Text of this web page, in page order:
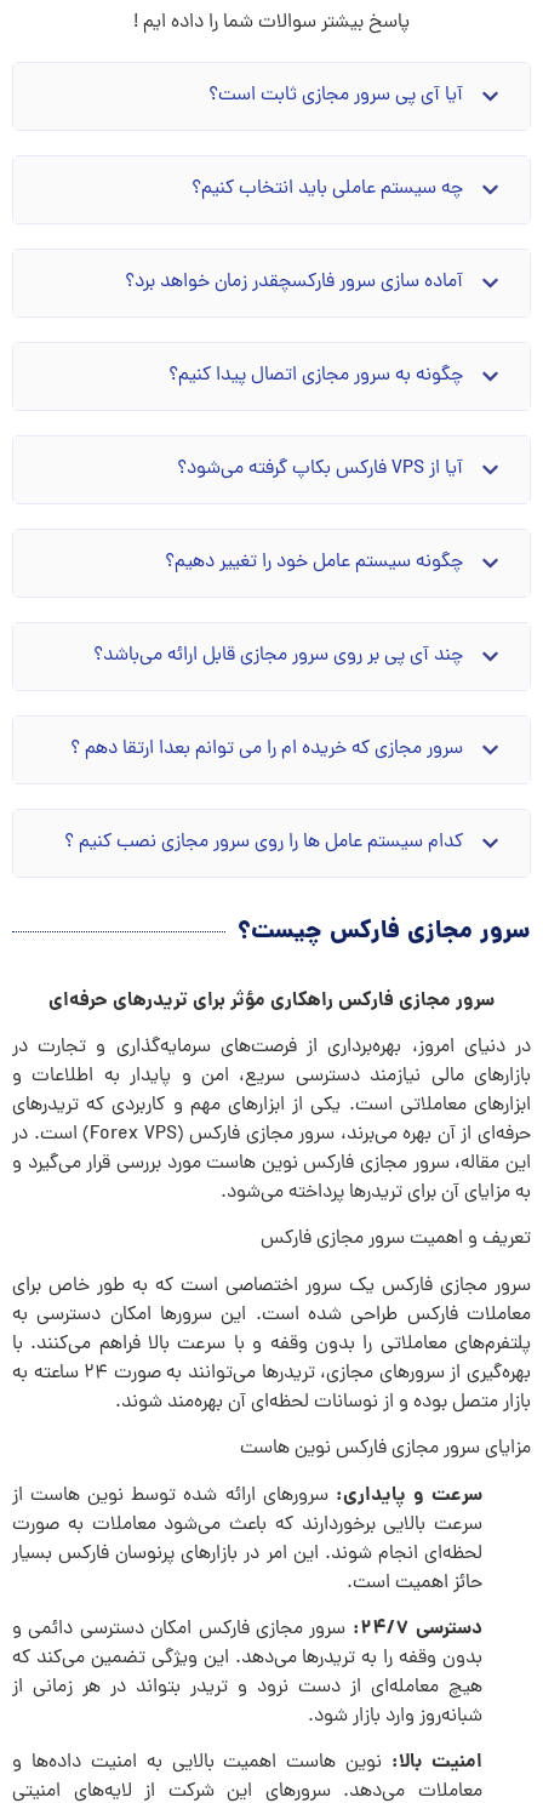
پاسخ بیشتر سوالات شما را داده ایم !
آیا آی پی سرور مجازی ثابت است؟
چه سیستم عاملی باید انتخاب کنیم؟
آماده سازی سرور فارکسچقدر زمان خواهد برد؟
چگونه به سرور مجازی اتصال پیدا کنیم؟
آیا از VPS فارکس بکاپ گرفته می‌شود؟
چگونه سیستم عامل خود را تغییر دهیم؟
چند آی پی بر روی سرور مجازی قابل ارائه می‌باشد؟
سرور مجازی که خریده ام را می توانم بعدا ارتقا دهم ؟
کدام سیستم عامل ها را روی سرور مجازی نصب کنیم ؟
سرور مجازی فارکس چیست؟
سرور مجازی فارکس راهکاری مؤثر برای تریدرهای حرفه‌ای
در دنیای امروز، بهره‌برداری از فرصت‌های سرمایه‌گذاری و تجارت در
بازارهای مالی نیازمند دسترسی سریع، امن و پایدار به اطلاعات و
ابزارهای معاملاتی است. یکی از ابزارهای مهم و کاربردی که تریدرهای
حرفه‌ای از آن بهره می‌برند، سرور مجازی فارکس (Forex VPS) است. در
این مقاله، سرور مجازی فارکس نوین هاست مورد بررسی قرار می‌گیرد و
به مزایای آن برای تریدرها پرداخته می‌شود.
تعریف و اهمیت سرور مجازی فارکس
سرور مجازی فارکس یک سرور اختصاصی است که به طور خاص برای
معاملات فارکس طراحی شده است. این سرورها امکان دسترسی به
پلتفرم‌های معاملاتی را بدون وقفه و با سرعت بالا فراهم می‌کنند. با
بهره‌گیری از سرورهای مجازی، تریدرها می‌توانند به صورت ۲۴ ساعته به
بازار متصل بوده و از نوسانات لحظه‌ای آن بهره‌مند شوند.
مزایای سرور مجازی فارکس نوین هاست
سرعت و پایداری: سرورهای ارائه شده توسط نوین هاست از
سرعت بالایی برخوردارند که باعث می‌شود معاملات به صورت
لحظه‌ای انجام شوند. این امر در بازارهای پرنوسان فارکس بسیار
حائز اهمیت است.
دسترسی ۲۴/۷:
سرور مجازی فارکس امکان دسترسی دائمی و
بدون وقفه را به تریدرها می‌دهد. این ویژگی تضمین می‌کند که
هیچ معامله‌ای از دست نرود و تریدر بتواند در هر زمانی از
شبانه‌روز وارد بازار شود.
امنیت بالا: نوین هاست اهمیت بالایی به امنیت داده‌ها و
معاملات می‌دهد. سرورهای این شرکت از لایه‌های امنیتی